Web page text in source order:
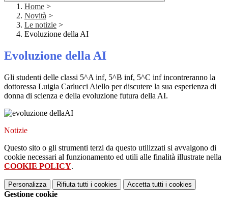
Home >
Novità >
Le notizie >
Evoluzione della AI
Evoluzione della AI
Gli studenti delle classi 5^A inf, 5^B inf, 5^C inf incontreranno la
dottoressa Luigia Carlucci Aiello per discutere la sua esperienza di
donna di scienza e della evoluzione futura della AI.
Notizie
Questo sito o gli strumenti terzi da questo utilizzati si avvalgono di
cookie necessari al funzionamento ed utili alle finalità illustrate nella
COOKIE POLICY.
Personalizza Rifiuta tutti i cookies Accetta tutti i cookies
Gestione cookie